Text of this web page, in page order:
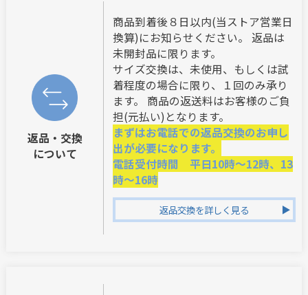
返品・交換
について
商品到着後８日以内(当ストア営業日
換算)にお知らせください。 返品は
未開封品に限ります。
サイズ交換は、未使用、もしくは試
着程度の場合に限り、１回のみ承り
ます。 商品の返送料はお客様のご負
担(元払い)となります。
まずはお電話での返品交換のお申し
出が必要になります。
電話受付時間 平日10時～12時、13
時～16時
返品交換を詳しく見る